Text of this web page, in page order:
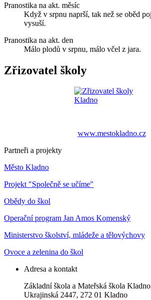
Pranostika na akt. měsíc
Když v srpnu naprší, tak než se oběd
vysuší.
Pranostika na akt. den
Málo plodů v srpnu, málo včel z jara.
Zřizovatel školy
www.mestokladno.cz
Partneři a projekty
Město Kladno
Projekt "Společně se učíme"
Obědy do škol
Operační program Jan Amos Komenský
Ministerstvo školství, mládeže a tělovýchovy
Ovoce a zelenina do škol
Adresa a kontakt
Základní škola a Mateřská škola
Ukrajinská 2447, 272 01 Kladno